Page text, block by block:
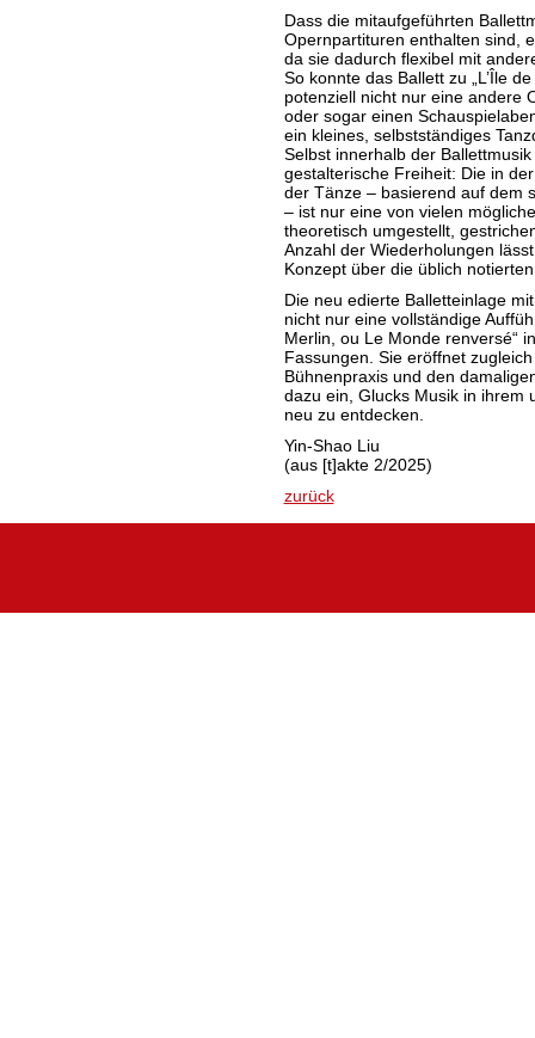
Dass die mitaufgeführten
Opernpartituren enthalten sind,
da sie dadurch flexibel mit
So konnte das Ballett zu „L’Île
potenziell nicht nur eine andere
oder sogar einen
ein kleines, selbstständiges
Selbst innerhalb der Ballettmusik
gestalterische Freiheit: Die in
der Tänze – basierend auf dem
– ist nur eine von vielen
theoretisch umgestellt,
Anzahl der Wiederholungen
Konzept über die üblich
Die neu edierte Balletteinlage
nicht nur eine vollständige
Merlin, ou Le Monde renversé“
Fassungen. Sie eröffnet
Bühnenpraxis und den
dazu ein, Glucks Musik in ihrem
neu zu entdecken.
Yin-Shao Liu
(aus [t]akte 2/2025)
zurück